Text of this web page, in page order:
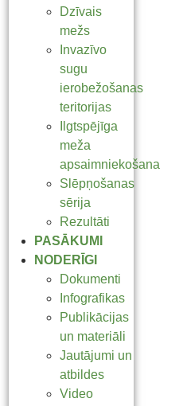
Dzīvais
mežs
Invazīvo
sugu
ierobežošanas
teritorijas
Ilgtspējīga
meža
apsaimniekošana
Slēpņošanas
sērija
Rezultāti
PASĀKUMI
NODERĪGI
Dokumenti
Infografikas
Publikācijas
un materiāli
Jautājumi un
atbildes
Video